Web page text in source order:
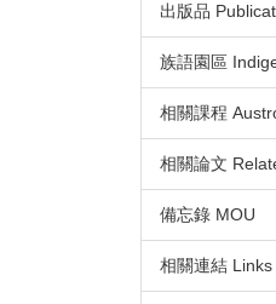
出版品
族語園區
相關課程
相關論文
備忘錄 MOU
相關連結 Links